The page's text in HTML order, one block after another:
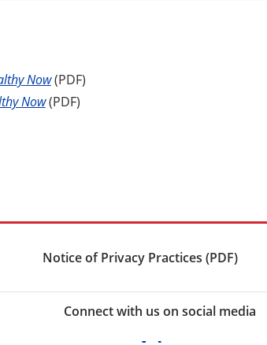
Now(PDF)
Now(PDF)
Notice of Privacy Practices (PDF)
Connect with us on social media